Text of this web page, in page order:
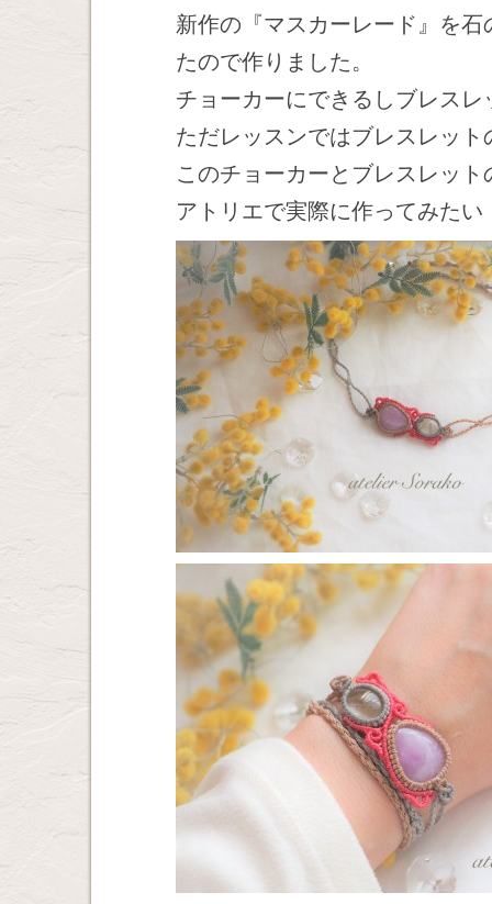
新作の『マスカーレード』を
たので作りました。
チョーカーにできるしブレス
ただレッスンではブレスレッ
このチョーカーとブレスレッ
アトリエで実際に作ってみた